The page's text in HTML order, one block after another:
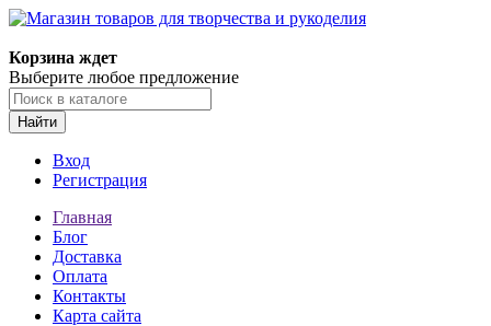
Корзина ждет
Выберите любое предложение
Найти
Вход
Регистрация
Главная
Блог
Доставка
Оплата
Контакты
Карта сайта